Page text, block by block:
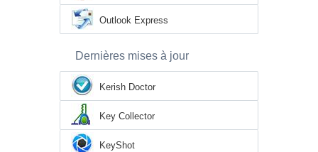
Outlook Express
Dernières mises à jour
Kerish Doctor
Key Collector
KeyShot